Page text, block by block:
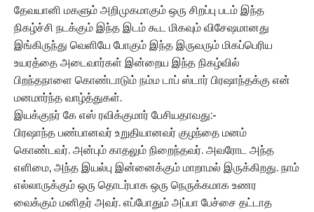
தேவயானி மகளும் அறிமுகமாகும் ஒரு சிறப்பு படம் இந்த
நிகழ்ச்சி நடக்கும் இந்த இடம் கூட மிகவும் விசேஷமானது
இங்கிருந்து வெளியே போகும் இந்த இருவரும் மிகப்பெரிய
உயரத்தை அடைவார்கள் இன்றைய இந்த நிகழ்வில்
பிறந்தநாளை கொண்டாடும் நம்ம டாப் ஸ்டார் பிரஷாந்தக்கு என்
மனமார்ந்த வாழ்த்துகள்.
இயக்குநர் கே எஸ் ரவிக்குமார் பேசியதாவது:-
பிரஷாந்த பண்பானவர் உறுதியானவர் குழந்தை மனம்
கொண்டவர். அன்பும் காதலும் நிறைந்தவர். அவரோட அந்த
எளிமை, அந்த இயல்பு இன்னைக்கும் மாறாமல் இருக்கிறது. நாம்
எல்லாருக்கும் ஒரு தொடர்பாக ஒரு நெருக்கமாக உணர
வைக்கும் மனிதர் அவர். எப்போதும் அப்பா பேச்சை தட்டாத